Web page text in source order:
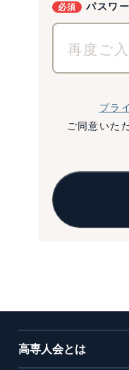
パスワ
プラ
ご同意いた
高専人会とは